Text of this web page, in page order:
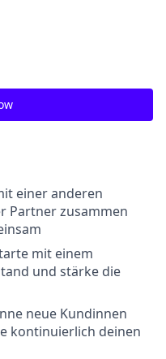
einer anderen
Partner zusammen
mit einem
und stärke die
neue Kundinnen
kontinuierlich deinen